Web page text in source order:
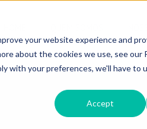
your website experience and
about the cookies we use, see our
with your preferences, we'll have to
Accept
VOLTA ÀS AULAS 2026 E-